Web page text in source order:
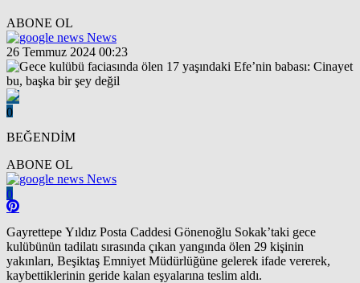
ABONE OL
News
26 Temmuz 2024 00:23
0
BEĞENDİM
ABONE OL
News
0
Gayrettepe Yıldız Posta Caddesi Gönenoğlu Sokak’taki gece
kulübünün tadilatı sırasında çıkan yangında ölen 29 kişinin
yakınları, Beşiktaş Emniyet Müdürlüğüne gelerek ifade vererek,
kaybettiklerinin geride kalan eşyalarına teslim aldı.